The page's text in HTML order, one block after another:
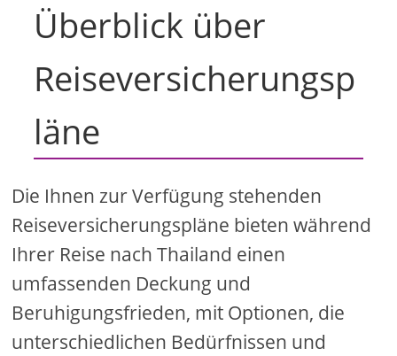
Überblick über
Reiseversicherungsp
läne
Die Ihnen zur Verfügung stehenden
Reiseversicherungspläne bieten während
Ihrer Reise nach Thailand einen
umfassenden Deckung und
Beruhigungsfrieden, mit Optionen, die
unterschiedlichen Bedürfnissen und